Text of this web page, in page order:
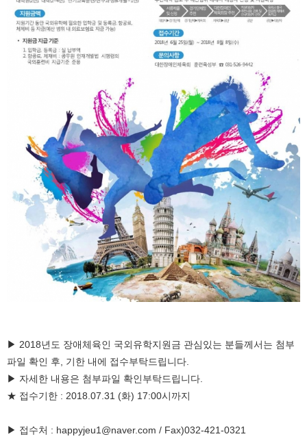
▶ 2018년도 장애체육인 국외유학지원금 관심있는 분들께서는 첨부
파일 확인 후, 기한 내에 접수부탁드립니다.
▶ 자세한 내용은 첨부파일 확인부탁드립니다.
★ 접수기한 : 2018.07.31 (화) 17:00시까지
▶ 접수처 : happyjeu1@naver.com / Fax)032-421-0321